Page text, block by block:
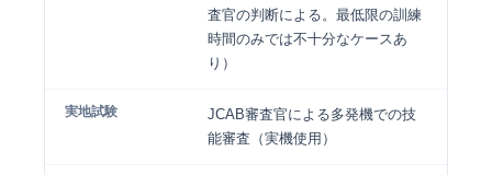
査官の判断による。最低限の訓練
時間のみでは不十分なケースあ
り）
実地試験
JCAB審査官による多発機での技
能審査（実機使用）